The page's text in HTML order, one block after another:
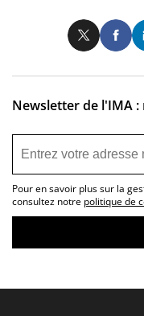
Newsletter de l'IMA
Pour en savoir plus sur la
consultez notre politique de